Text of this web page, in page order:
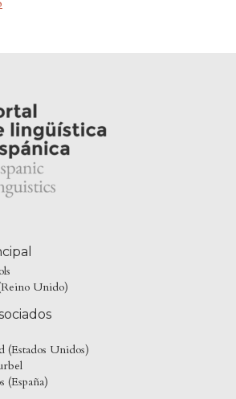
Unido)
(Estados Unidos)
(España)